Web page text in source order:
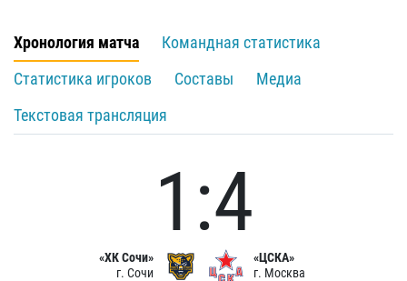
Хронология матча
Командная статистика
Статистика игроков
Составы
Медиа
Текстовая трансляция
«ХК Сочи»
г. Сочи
1:4
«ЦСКА»
г. Москва